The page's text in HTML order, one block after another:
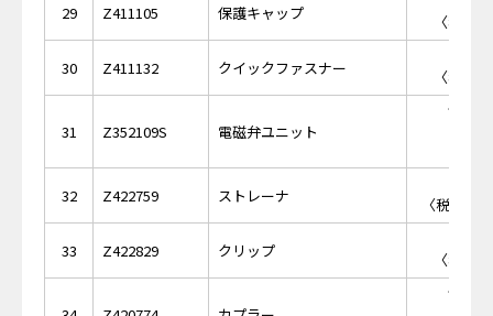
29 Z411105 保護キャップ
〈税抜
30 Z411132 クイックファスナー
〈税抜
31 Z352109S 電磁弁ユニット
￥
32 Z422759 ストレーナ
〈税抜価
33 Z422829 クリップ
〈税抜
￥